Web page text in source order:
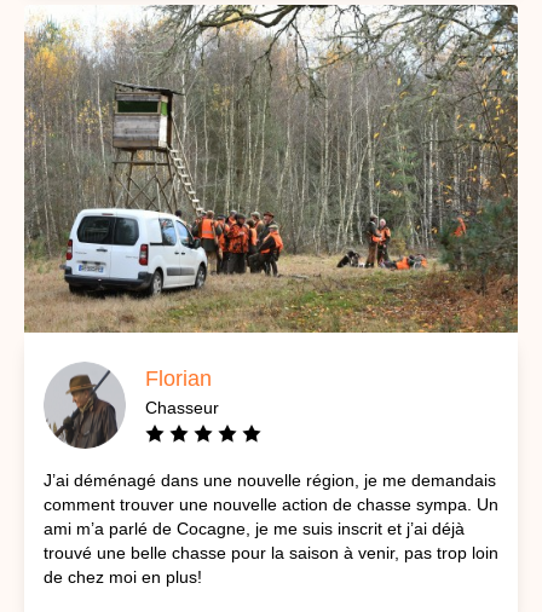
Florian
Chasseur
J’ai déménagé dans une nouvelle région, je me demandais
comment trouver une nouvelle action de chasse sympa. Un
ami m’a parlé de Cocagne, je me suis inscrit et j’ai déjà
trouvé une belle chasse pour la saison à venir, pas trop loin
de chez moi en plus!